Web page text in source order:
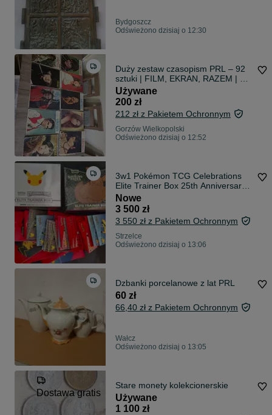
Bydgoszcz
Odświeżono dzisiaj o 12:30
Duży zestaw czasopism PRL – 92
sztuki | FILM, EKRAN, RAZEM | Do
kolekcji lub na retro plakaty. Nie
zmieściły się wszystkie zdjęcia!
Używane
200 zł
212 zł z Pakietem Ochronnym
Gorzów Wielkopolski
Odświeżono dzisiaj o 12:52
3w1 Pokémon TCG Celebrations
Elite Trainer Box 25th Anniversary,
Pokémon TCG Shining Fates Elite
Trainer Box, Pokémon McDonald’s
25th Anniversary x 34
Nowe
3 500 zł
3 550 zł z Pakietem Ochronnym
Strzelce
Odświeżono dzisiaj o 13:06
Dzbanki porcelanowe z lat PRL
60 zł
66,40 zł z Pakietem Ochronnym
Wałcz
Odświeżono dzisiaj o 13:05
Dostawa gratis
Stare monety kolekcionerskie
Używane
1 100 zł